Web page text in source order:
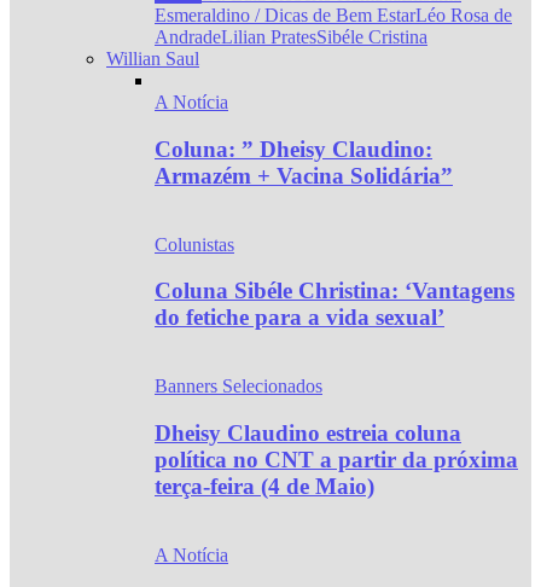
Esmeraldino / Dicas de Bem EstarLéo Rosa de
AndradeLilian PratesSibéle Cristina
Willian Saul
A Notícia
Coluna: ” Dheisy Claudino:
Armazém + Vacina Solidária”
Colunistas
Coluna Sibéle Christina: ‘Vantagens
do fetiche para a vida sexual’
Banners Selecionados
Dheisy Claudino estreia coluna
política no CNT a partir da próxima
terça-feira (4 de Maio)
A Notícia